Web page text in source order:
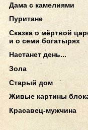
Дама с камелиями
Пуритане
Сказка о мёртвой
и о семи богатырях
Настанет день...
Зола
Старый дом
Живые картины
Красавец-мужчина